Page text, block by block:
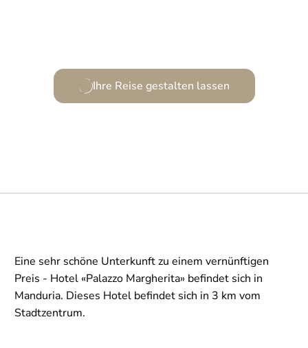
Ihre Reise gestalten lassen
Eine sehr schöne Unterkunft zu einem vernünftigen
Preis - Hotel «Palazzo Margherita» befindet sich in
Manduria. Dieses Hotel befindet sich in 3 km vom
Stadtzentrum.